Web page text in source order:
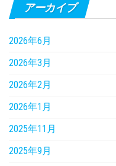
アーカイブ
2026年6月
2026年3月
2026年2月
2026年1月
2025年11月
2025年9月